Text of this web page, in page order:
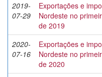
2019-
07-29
Exportações e
Nordeste no
de 2019
2020-
07-16
Exportações e
Nordeste no
de 2020